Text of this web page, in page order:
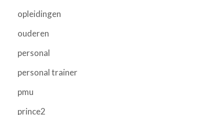
opleidingen
ouderen
personal
personal trainer
pmu
prince2